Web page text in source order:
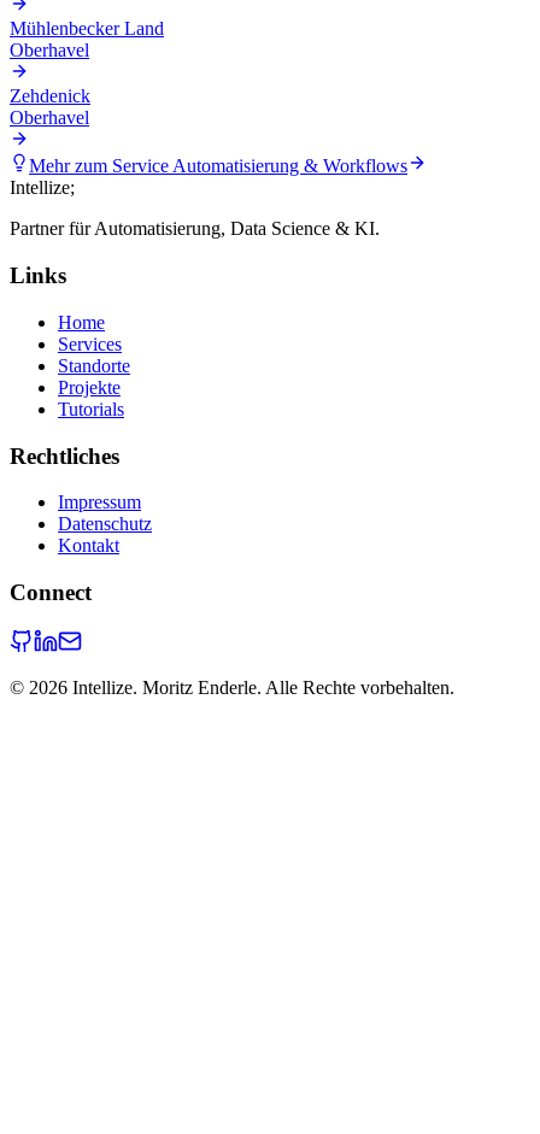
Mühlenbecker Land
Oberhavel
Zehdenick
Oberhavel
Mehr zum ServiceAutomatisierung & Workflows
Intellize;
Partner für Automatisierung, Data Science & KI.
Links
Home
Services
Standorte
Projekte
Tutorials
Rechtliches
Impressum
Datenschutz
Kontakt
Connect
© 2026 Intellize. Moritz Enderle. Alle Rechte vorbehalten.